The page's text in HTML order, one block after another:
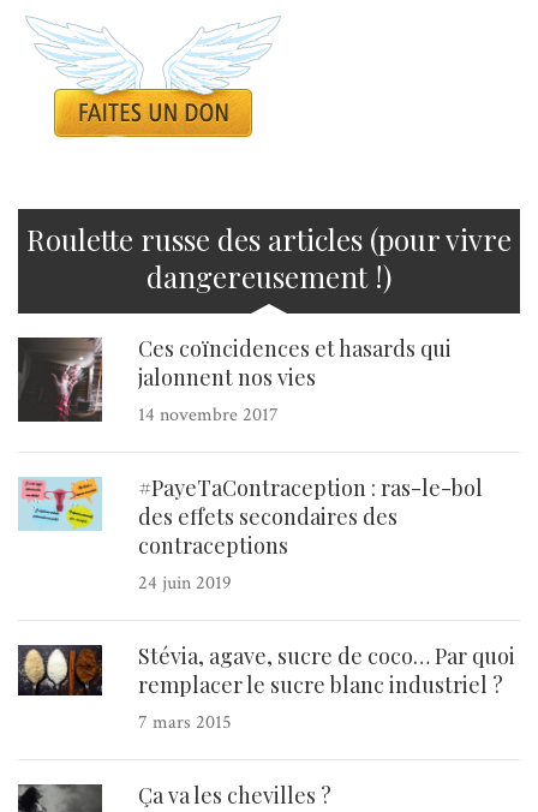
Roulette russe des articles (pour vivre
dangereusement !)
Ces coïncidences et hasards qui
jalonnent nos vies
14 novembre 2017
#PayeTaContraception : ras-le-bol
des effets secondaires des
contraceptions
24 juin 2019
Stévia, agave, sucre de coco… Par quoi
remplacer le sucre blanc industriel ?
7 mars 2015
Ça va les chevilles ?